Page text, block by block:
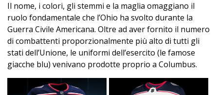
Il nome, i colori, gli stemmi e la maglia omaggiano il
ruolo fondamentale che l’Ohio ha svolto durante la
Guerra Civile Americana. Oltre ad aver fornito il numero
di combattenti proporzionalmente più alto di tutti gli
stati dell’Unione, le uniformi dell’esercito (le famose
giacche blu) venivano prodotte proprio a Columbus.